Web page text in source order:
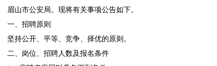
眉山市公安局。现将有关事项公告如下。
一、招聘原则
坚持公开、平等、竞争、择优的原则。
二、岗位、招聘人数及报名条件